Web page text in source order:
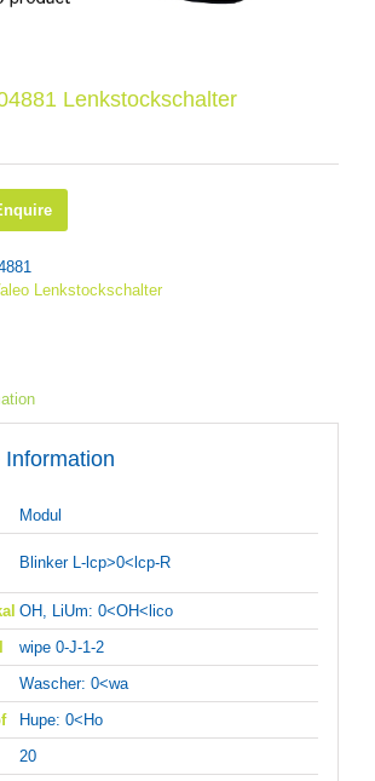
Lenkstockschalter
Lenkstockschalter
Modul
Blinker L-lcp>0<lcp-R
OH, LiUm: 0<OH<lico
wipe 0-J-1-2
Wascher: 0<wa
Hupe: 0<Ho
20